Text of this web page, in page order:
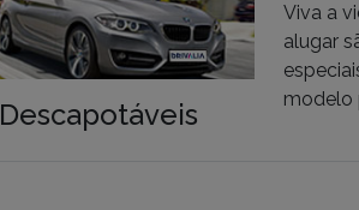
Descapotáveis
Viva a
alugar
modelo